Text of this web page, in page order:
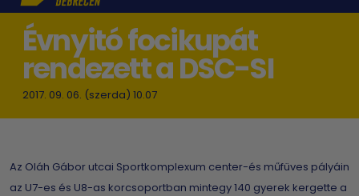
Évnyitó focikupát
rendezett a DSC-SI
2017. 09. 06. (szerda) 10.07
Az Oláh Gábor utcai Sportkomplexum center-és műfüves pályáin
az U7-es és U8-as korcsoportban mintegy 140 gyerek kergette a